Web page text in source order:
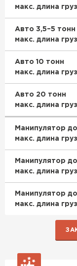
макс. длина
Авто 3,5–5 тонн
макс. длина
Авто 10 тонн
макс. длина
Авто 20 тонн
макс. длина
Манипулятор
макс. длина
Манипулятор до
макс. длина
Манипулятор
макс. длина